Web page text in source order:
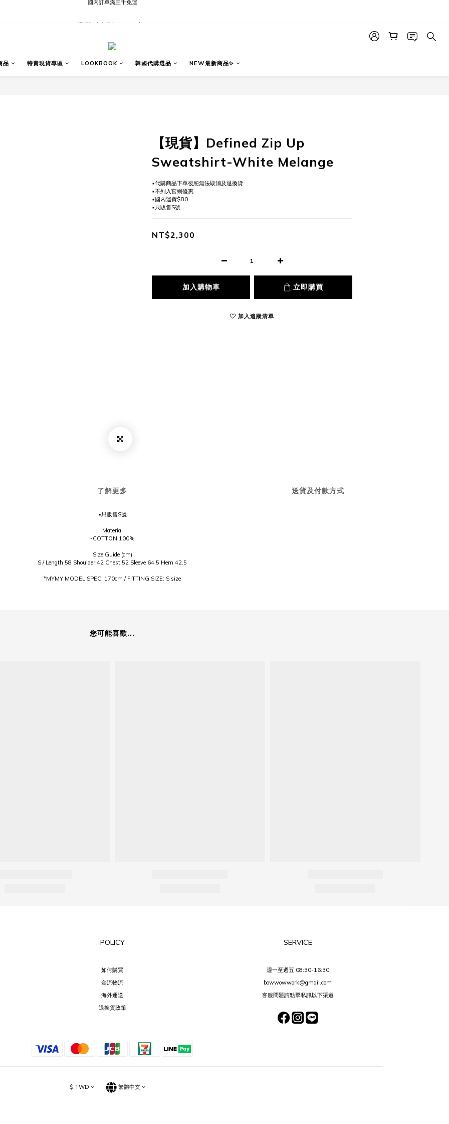
品 特賣現貨專區 LOOKBOOK 韓國代購選品 NEW最新商品✨
【現貨】Defined Zip Up
Sweatshirt-White Melange
▪代購商品下單後恕無法取消及退換貨
▪不列入官網優惠
▪國內運費$80
▪只販售S號
NT$2,300
加入購物車 立即購買
加入追蹤清單
了解更多 送貨及付款方式
▪只販售S號
Material
-COTTON 100%
Size Guide (cm)
S / Length 58 Shoulder 42 Chest 52 Sleeve 64.5 Hem 42.5
*MYMY MODEL SPEC: 170cm / FITTING SIZE: S size
您可能喜歡...
POLICY
如何購買
金流物流
海外運送
退換貨政策
SERVICE
週一至週五 08:30-16:30
bowwowwork@gmail.com
客服問題請點擊私訊以下渠道
$ TWD 繁體中文